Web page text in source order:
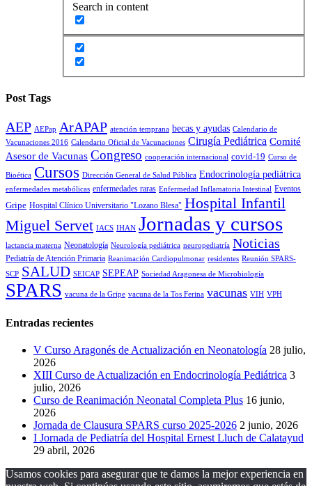
Search in content
Post Tags
AEP AEPap ArAPAP atención temprana becas y ayudas Calendario de
Vacunaciones 2016 Calendario Oficial de Vacunaciones Cirugía Pediátrica Comité
Asesor de Vacunas Congreso cooperación internacional covid-19 Curso de
Bioética Cursos Dirección General de Salud Pública Endocrinología pediátrica
enfermedades metabólicas enfermedades raras Enfermedad Inflamatoria Intestinal Eventos
Gripe Hospital Clínico Universitario "Lozano Blesa" Hospital Infantil
Miguel Servet IACS IHAN Jornadas y cursos
lactancia materna Neonatología Neurología pediátrica neuropediatría Noticias
Pediatría de Atención Primaria Reanimación Cardiopulmonar residentes Reunión SPARS-
SCP SALUD SEICAP SEPEAP Sociedad Aragonesa de Microbiología
SPARS vacuna de la Gripe vacuna de la Tos Ferina vacunas VIH VPH
Entradas recientes
V Curso Aragonés de Actualización en Neonatología 28 julio,
2026
XIII Curso de Actualización en Endocrinología Pediátrica 3
julio, 2026
Curso de Reanimación Neonatal Completa Plus 16 junio,
2026
Jornada de Clausura SPARS curso 2025-2026 2 junio, 2026
I Jornada de Pediatría del Hospital Ernest Lluch de Calatayud
29 abril, 2026
Usamos cookies para asegurar que te damos la mejor experiencia en